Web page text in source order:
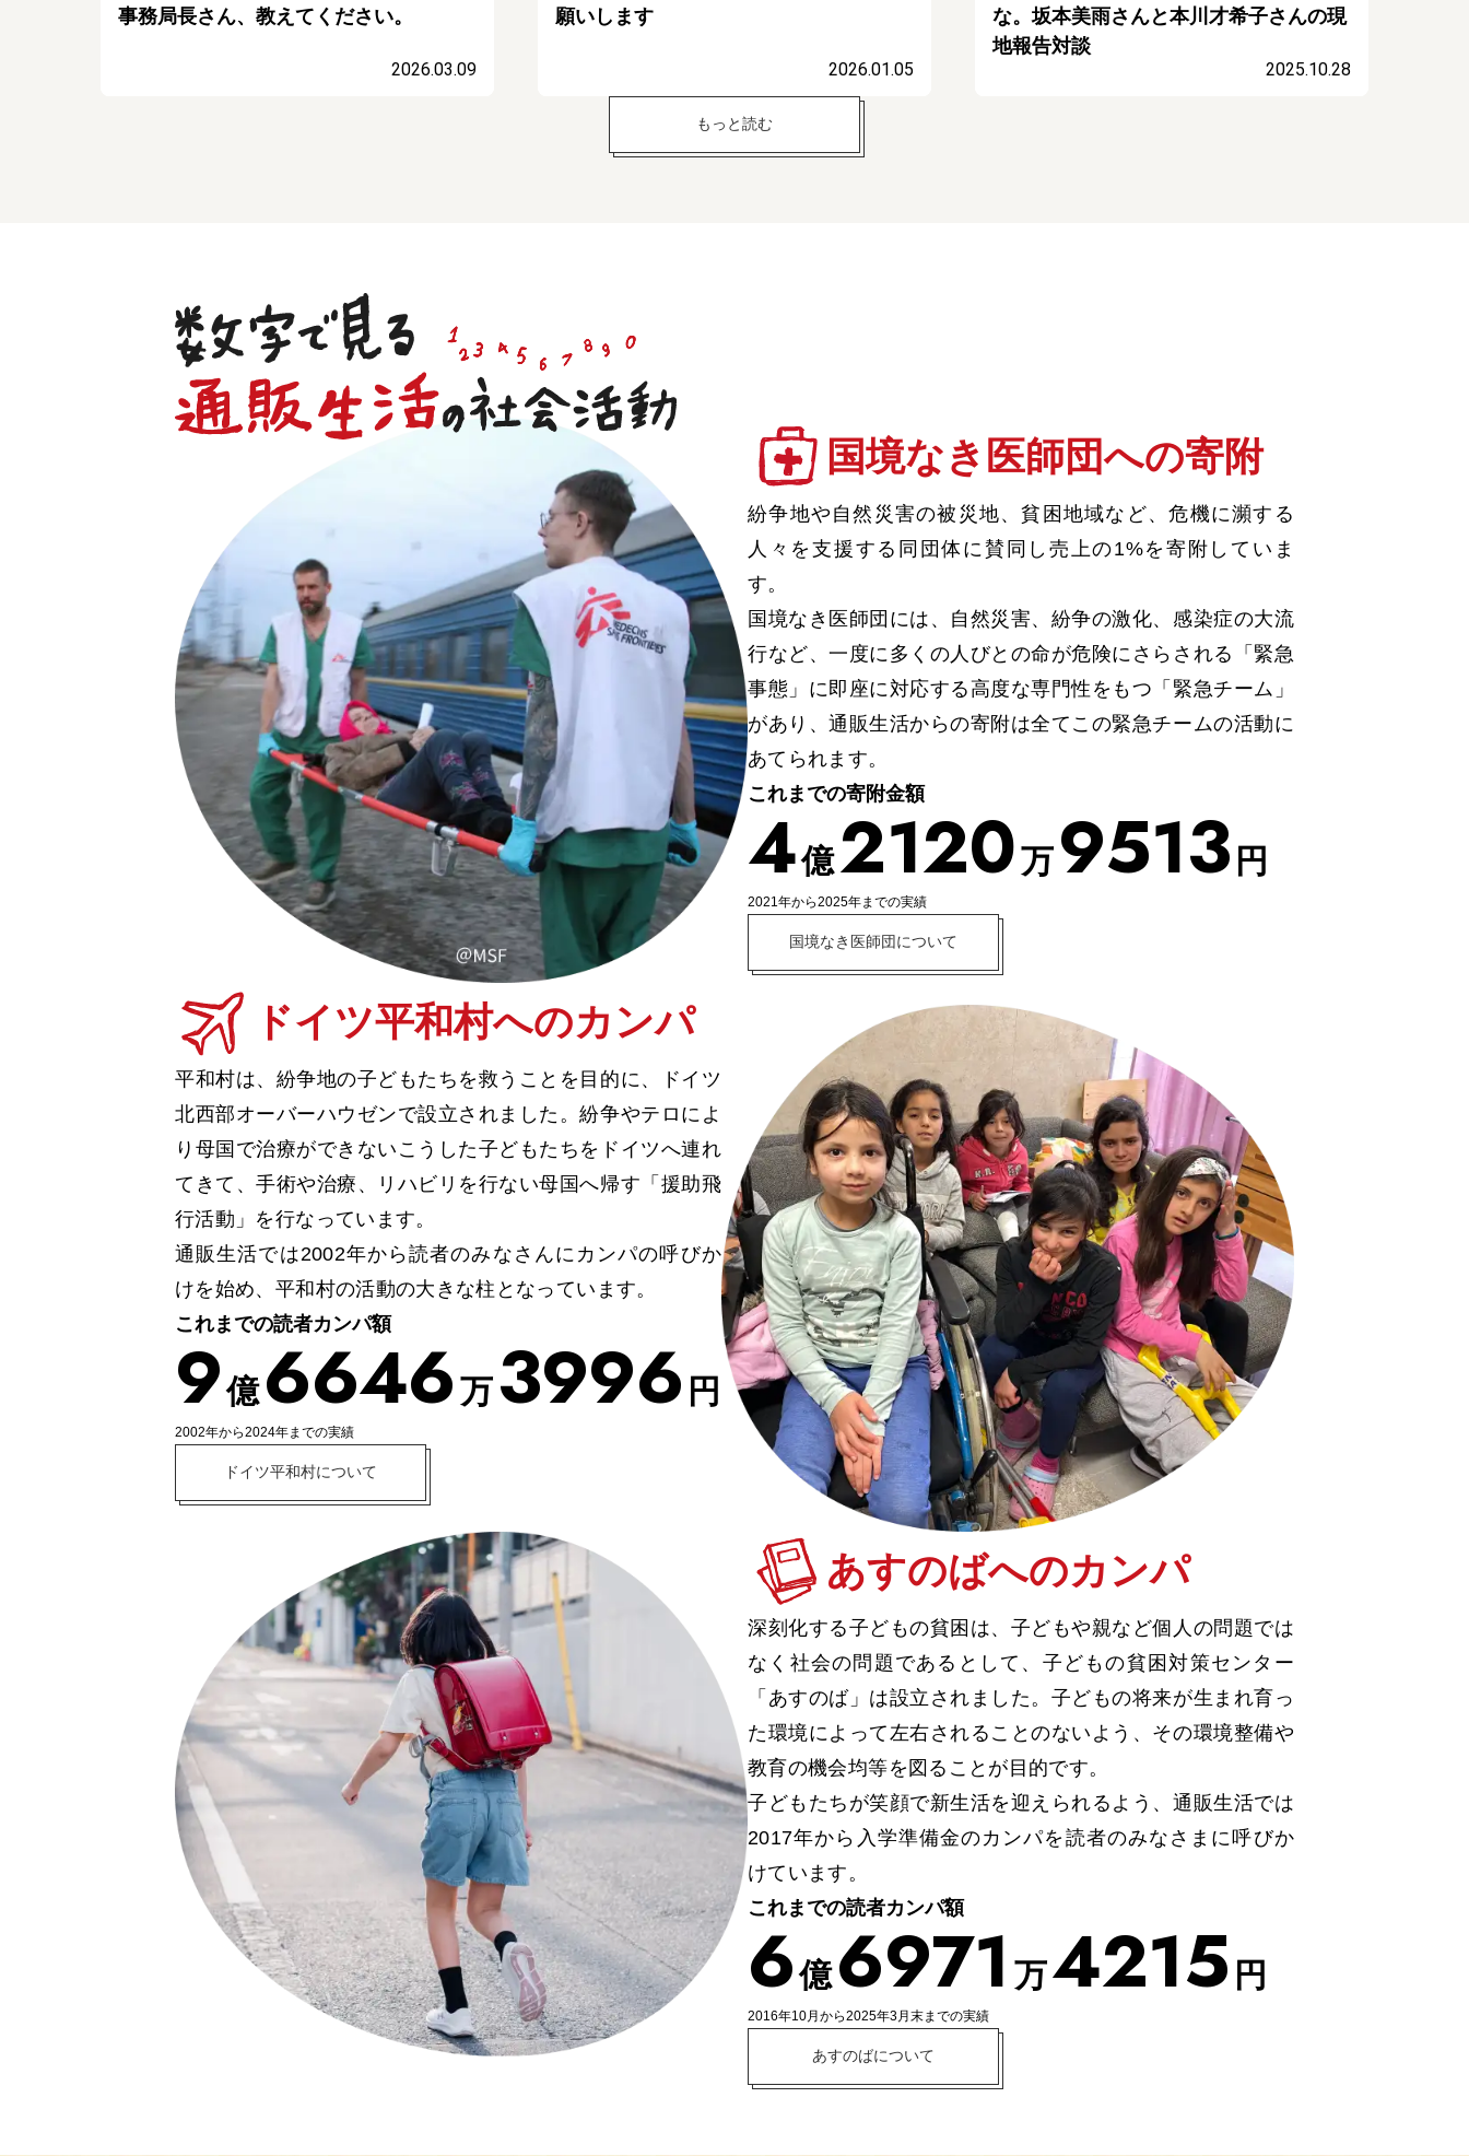
事務局長さん、教えてください。
2026.03.09
願いします
2026.01.05
な。坂本美雨さんと本川才希子さんの現
地報告対談
2025.10.28
もっと読む
国境なき医師団への寄附
紛争地や自然災害の被災地、貧困地域など、危機に瀕する
人々を支援する同団体に賛同し売上の1%を寄附していま
す。
国境なき医師団には、自然災害、紛争の激化、感染症の大流
行など、一度に多くの人びとの命が危険にさらされる「緊急
事態」に即座に対応する高度な専門性をもつ「緊急チーム」
があり、通販生活からの寄附は全てこの緊急チームの活動に
あてられます。
これまでの寄附金額
4億2120万 9513 円
2021年から2025年までの実績
国境なき医師団について
ドイツ平和村へのカンパ
平和村は、紛争地の子どもたちを救うことを目的に、ドイツ
北西部オーバーハウゼンで設立されました。紛争やテロによ
り母国で治療ができないこうした子どもたちをドイツへ連れ
てきて、手術や治療、リハビリを行ない母国へ帰す「援助飛
行活動」を行なっています。
通販生活では2002年から読者のみなさんにカンパの呼びか
けを始め、平和村の活動の大きな柱となっています。
これまでの読者カンパ額
9億 6646 万 3996 円
2002年から2024年までの実績
ドイツ平和村について
あすのばへのカンパ
深刻化する子どもの貧困は、子どもや親など個人の問題では
なく社会の問題であるとして、子どもの貧困対策センター
「あすのば」は設立されました。子どもの将来が生まれ育っ
た環境によって左右されることのないよう、その環境整備や
教育の機会均等を図ることが目的です。
子どもたちが笑顔で新生活を迎えられるよう、通販生活では
2017年から入学準備金のカンパを読者のみなさまに呼びか
けています。
これまでの読者カンパ額
6億 6971 万4215 円
2016年10月から2025年3月末までの実績
あすのばについて